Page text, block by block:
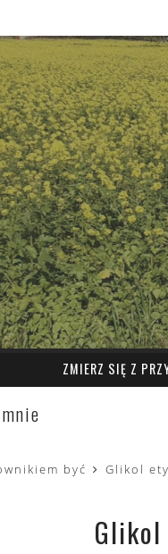
ZMIERZ SIĘ Z
być Glikol